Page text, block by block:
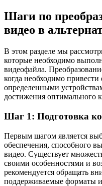
Шаги по
видео в
В этом разделе мы
которые необходимо
видеофайла.
когда необходимо
определенными
достижения оптимального
Шаг 1: Подготовка
Первым шагом является
обеспечения, способного
видео. Существует
своими особенностями и
рекомендуется обращать
поддерживаемые форматы и